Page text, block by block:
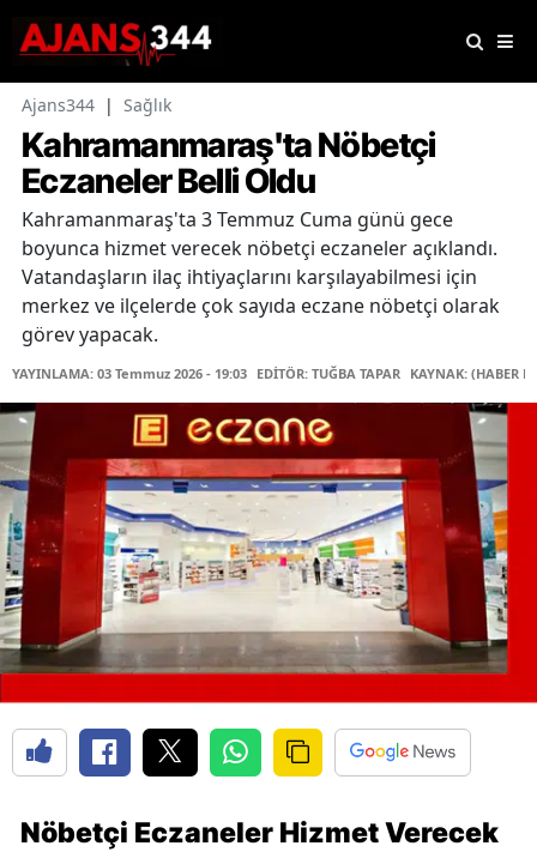
Ajans344 | Sağlık
Kahramanmaraş'ta Nöbetçi
Eczaneler Belli Oldu
Kahramanmaraş'ta 3 Temmuz Cuma günü gece
boyunca hizmet verecek nöbetçi eczaneler açıklandı.
Vatandaşların ilaç ihtiyaçlarını karşılayabilmesi için
merkez ve ilçelerde çok sayıda eczane nöbetçi olarak
görev yapacak.
YAYINLAMA: 03 Temmuz 2026 - 19:03 EDİTÖR: TUĞBA TAPAR KAYNAK: (HABER
Nöbetçi Eczaneler Hizmet Verecek